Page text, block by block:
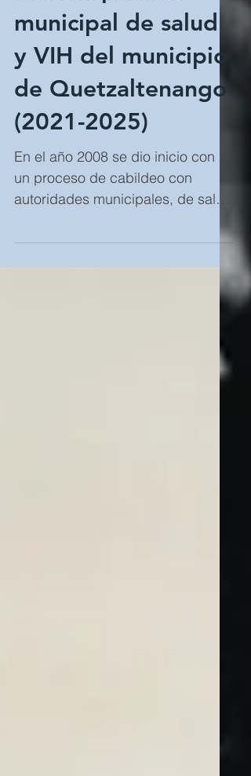
Política pública
municipal de salud
y VIH del municipio
de Quetzaltenango
(2021-2025)
En el año 2008 se dio inicio con
un proceso de cabildeo con
y de instancias sociales en el
municipio de...